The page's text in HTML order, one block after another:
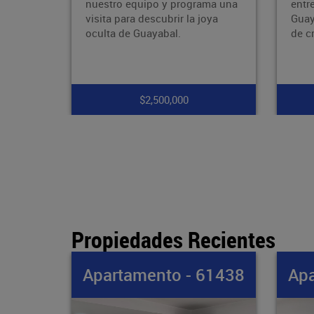
entre la avenida 80 y la avenida
Guayabal, zona con proyección
de crecimiento, con fáci
$7,900,000
Propiedades Recientes
Apartamento - 61437